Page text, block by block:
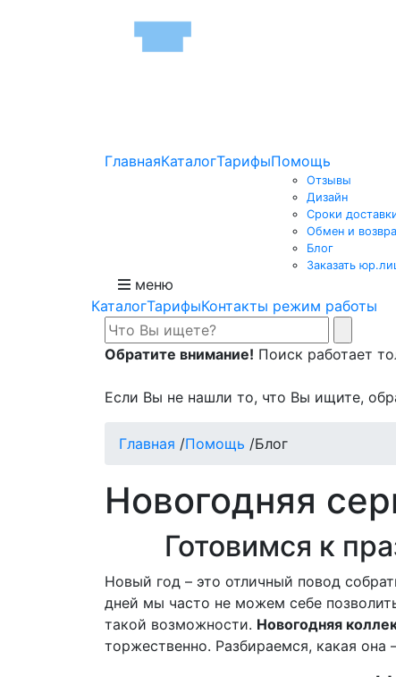
ГлавнаяКаталогТарифыПомощь
Отзывы
Дизайн
Сроки
Обмен и
Блог
Заказать
меню
КаталогТарифыКонтакты режим работы
Обратите внимание! Поиск работает
Если Вы не нашли то, что Вы ищите,
Главная /Помощь /Блог
Новогодняя
Готовимся к
Новый год – это отличный повод
дней мы часто не можем себе
такой возможности. Новогодняя
торжественно. Разбираемся, какая она